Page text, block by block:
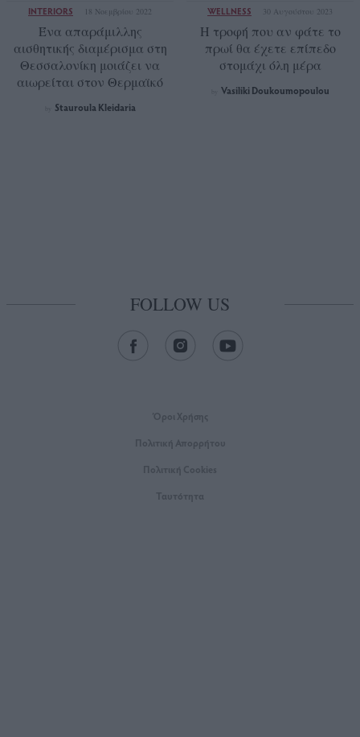
INTERIORS 18 Νοεμβρίου 2022
Ένα απαράμιλλης
αισθητικής διαμέρισμα στη
Θεσσαλονίκη μοιάζει να
αιωρείται στον Θερμαϊκό
Stauroula Kleidaria
WELLNESS 30 Αυγούστου 2023
Η τροφή που αν φάτε το
πρωί θα έχετε επίπεδο
στομάχι όλη μέρα
Vasiliki Doukoumopoulou
FOLLOW US
Όροι Xρήσης
Πολιτική Απορρήτου
Πολιτική Cookies
Ταυτότητα